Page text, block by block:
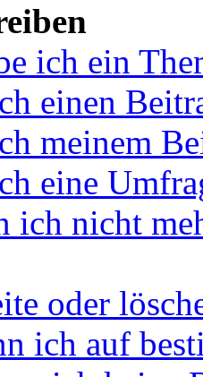
ich ein
einen
meinem
eine
ich nicht
oder
ich auf